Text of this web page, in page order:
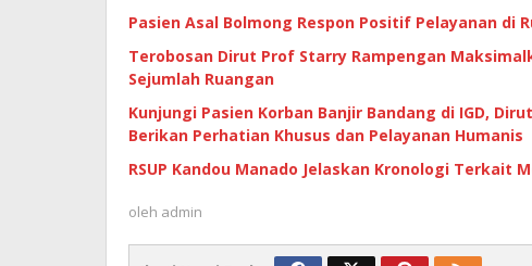
Pasien Asal Bolmong Respon Positif Pelayanan di
Terobosan Dirut Prof Starry Rampengan
Sejumlah Ruangan
Kunjungi Pasien Korban Banjir Bandang di IGD,
Berikan Perhatian Khusus dan Pelayanan Humanis
RSUP Kandou Manado Jelaskan Kronologi Terkait
oleh admin